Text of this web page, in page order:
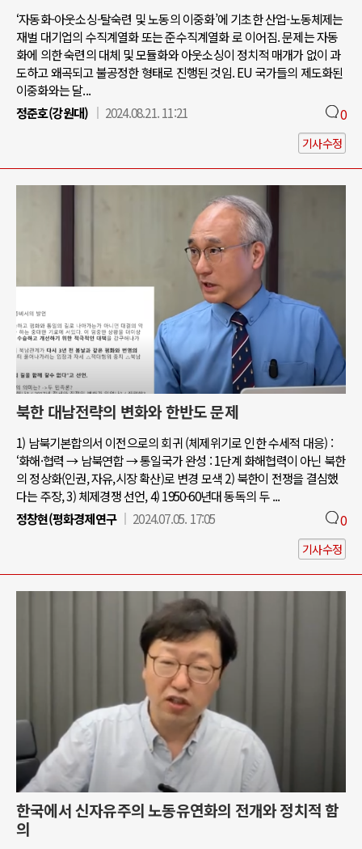
‘자동화-아웃소싱-탈숙련 및 노동의 이중화’에 기초한 산업-노동체제는
재벌 대기업의 수직계열화 또는 준수직계열화 로 이어짐. 문제는 자동
화에 의한 숙련의 대체 및 모듈화와 아웃소싱이 정치적 매개가 없이 과
도하고 왜곡되고 불공정한 형태로 진행된 것임. EU 국가들의 제도화된
이중화와는 달...
정준호(강원대)
2024.08.21. 11:21 0
기사수정
북한 대남전략의 변화와 한반도 문제
1) 남북기본합의서 이전으로의 회귀 (체제위기로 인한 수세적 대응) :
‘화해·협력 → 남북연합 → 통일국가 완성 : 1단계 화해협력이 아닌 북한
의 정상화(인권, 자유,시장 확산)로 변경 모색 2) 북한이 전쟁을 결심했
다는 주장, 3) 체제경쟁 선언, 4) 1950-60년대 동독의 두 ...
정창현(평화경제연구
2024.07.05. 17:05 0
기사수정
한국에서 신자유주의 노동유연화의 전개와 정치적 함
의